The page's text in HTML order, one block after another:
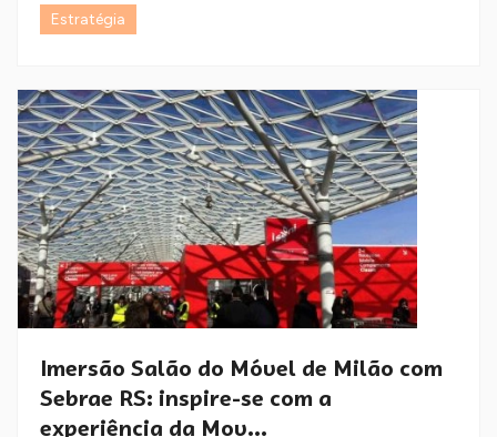
Estratégia
Imersão Salão do Móvel de Milão com
Sebrae RS: inspire-se com a
experiência da Mov...